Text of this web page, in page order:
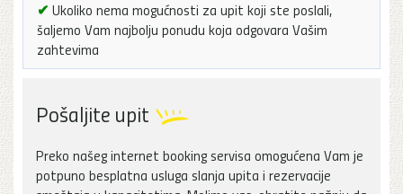
✔ Ukoliko nema mogućnosti za upit koji ste poslali,
šaljemo Vam najbolju ponudu koja odgovara Vašim
zahtevima
Pošaljite upit
Preko našeg internet booking servisa omogućena Vam je
potpuno besplatna usluga slanja upita i rezervacije